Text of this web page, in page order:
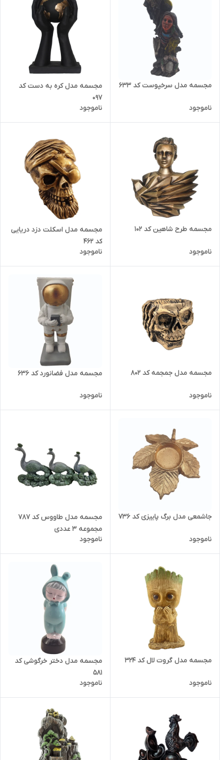
مجسمه مدل سرخپوست کد 633
ناموجود
مجسمه مدل کره به دست کد
097
ناموجود
مجسمه طرح شاهین کد 102
ناموجود
مجسمه مدل اسکلت دزد دریایی
کد 462
ناموجود
مجسمه مدل جمجمه کد 802
ناموجود
مجسمه مدل فضانورد کد 636
ناموجود
جاشمعی مدل برگ پاییزی کد 736
ناموجود
مجسمه مدل طاووس کد 787
مجموعه 3 عددی
ناموجود
مجسمه مدل گروت لال کد 324
ناموجود
مجسمه مدل دختر خرگوشی کد
581
ناموجود